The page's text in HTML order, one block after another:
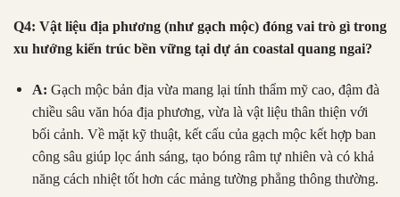
Q4: Vật liệu địa phương (như gạch mộc) đóng vai trò gì trong
xu hướng kiến trúc bền vững tại dự án coastal quang ngai?
A: Gạch mộc bản địa vừa mang lại tính thẩm mỹ cao, đậm đà
chiều sâu văn hóa địa phương, vừa là vật liệu thân thiện với
bối cảnh. Về mặt kỹ thuật, kết cấu của gạch mộc kết hợp ban
công sâu giúp lọc ánh sáng, tạo bóng râm tự nhiên và có khả
năng cách nhiệt tốt hơn các mảng tường phẳng thông thường.